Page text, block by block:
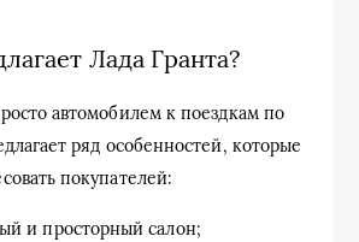
Лада Гранта?
автомобилем к поездкам по
ряд особенностей, которые
покупателей:
и просторный салон;